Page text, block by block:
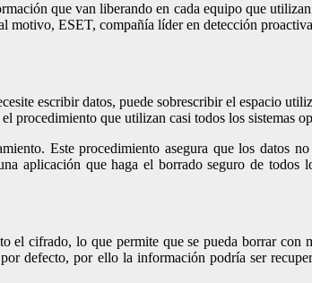
que van liberando en cada equipo que
motivo, ESET, compañía líder en detección
escribir datos, puede sobrescribir el espacio
procedimiento que utilizan casi todos los sistemas
Este procedimiento asegura que los datos
aplicación que haga el borrado seguro de todos
el cifrado, lo que permite que se pueda borrar con
defecto, por ello la información podría ser